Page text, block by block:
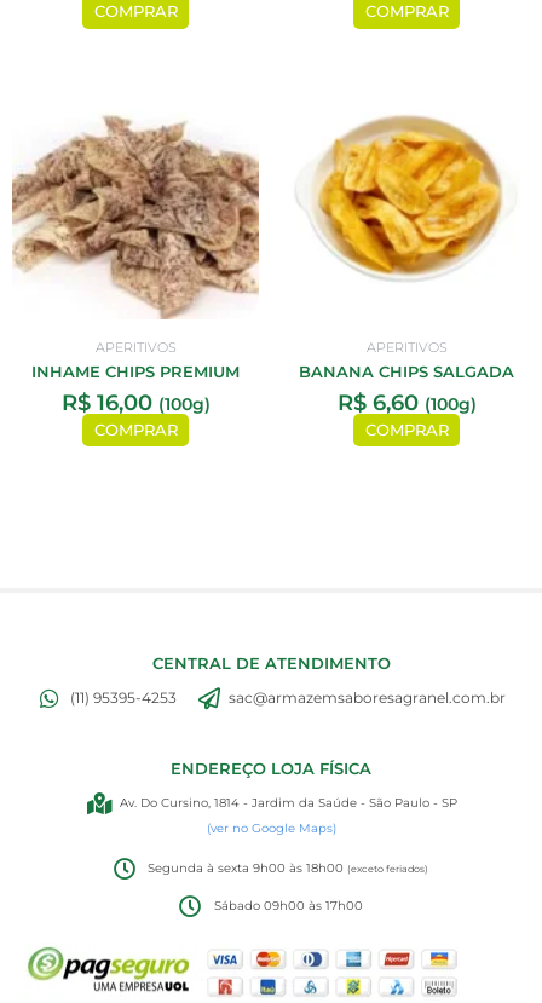
COMPRAR COMPRAR
APERITIVOS
INHAME CHIPS PREMIUM
R$16,00 (100g)
COMPRAR
APERITIVOS
BANANA CHIPS SALGADA
R$6,60 (100g)
COMPRAR
CENTRAL DE ATENDIMENTO
(11) 95395-4253 sac@armazemsaboresagranel.com.br
ENDEREÇO LOJA FÍSICA
Av. Do Cursino, 1814 - Jardim da Saúde - São Paulo - SP
(ver no Google Maps)
Segunda à sexta 9h00 às 18h00(exceto feriados)
Sábado 09h00 às 17h00